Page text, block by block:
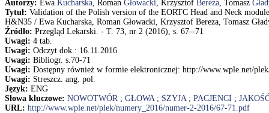
Autorzy: Ewa Kucharska, Roman Głowacki, Krzysztof Bereza, Tomasz
Tytuł: Validation of the Polish version of the EORTC Head and Neck
H&N35 / Ewa Kucharska, Roman Głowacki, Krzysztof Bereza, Tomasz
Źródło: Przegląd Lekarski. - T. 73, nr 2 (2016), s. 67--71
Uwagi: 4 tab.
Uwagi: Odczyt dok.: 16.11.2016
Uwagi: Bibliogr. s.70-71
Uwagi: Dostępny również w formie elektronicznej: http://www.wple.net/
Uwagi: Streszcz. ang. pol.
Język: ENG
Słowa kluczowe: NOWOTWÓR; GŁOWA; SZYJA; PACJENCI ;
URL: http://www.wple.net/plek/numery_2016/numer-2-2016/67-71.pdf